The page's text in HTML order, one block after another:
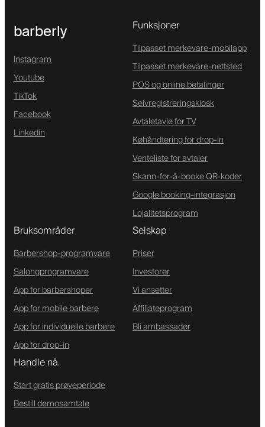
barberly
Instagram
Youtube
TikTok
Facebook
Linkedin
Funksjoner
Tilpasset merkevare-mobilapp
Tilpasset merkevare-nettsted
POS og online betalinger
Selvregistreringskiosk
Avtaletavle for TV
Køhåndtering for drop-in
Venteliste for avtaler
Skann-for-å-booke QR-koder
Google booking-integrasjon
Lojalitetsprogram
Bruksområder
Barbershop-programvare
Salongprogramvare
App for barbershoper
App for mobile barbere
App for individuelle barbere
App for drop-in
Selskap
Priser
Investorer
Vi ansetter
Affiliateprogram
Bli ambassadør
Handle nå.
Start gratis prøveperiode
Bestill demosamtale